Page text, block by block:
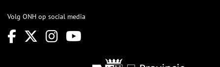
Volg ONH op social media